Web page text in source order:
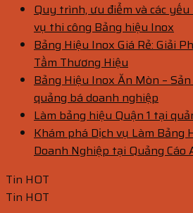
Quy trình, ưu điểm và các
vụ thi công Bảng hiệu Inox
Bảng Hiệu Inox Giá Rẻ: Giải
Tầm Thương Hiệu
Bảng Hiệu Inox Ăn Mòn –
quảng bá doanh nghiệp
Làm bảng hiệu Quận 1 tại
Khám phá Dịch vụ Làm Bảng
Doanh Nghiệp tại Quảng Cáo
Tin HOT
Tin HOT